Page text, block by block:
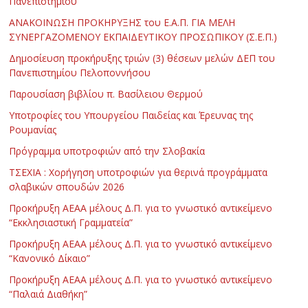
ΑΝΑΚΟΙΝΩΣΗ ΠΡΟΚΗΡΥΞΗΣ του Ε.Α.Π. ΓΙΑ ΜΕΛΗ
ΣΥΝΕΡΓΑΖΟΜΕΝΟΥ ΕΚΠΑΙΔΕΥΤΙΚΟΥ ΠΡΟΣΩΠΙΚΟΥ (Σ.Ε.Π.)
Δημοσίευση προκήρυξης τριών (3) θέσεων μελών ΔΕΠ του
Πανεπιστημίου Πελοποννήσου
Παρουσίαση βιβλίου π. Βασίλειου Θερμού
Υποτροφίες του Υπουργείου Παιδείας και Έρευνας της
Ρουμανίας
Πρόγραμμα υποτροφιών από την Σλοβακία
ΤΣΕΧΙΑ : Χορήγηση υποτροφιών για θερινά προγράμματα
σλαβικών σπουδών 2026
Προκήρυξη ΑΕΑΑ μέλους Δ.Π. για το γνωστικό αντικείμενο
“Εκκλησιαστική Γραμματεία”
Προκήρυξη ΑΕΑΑ μέλους Δ.Π. για το γνωστικό αντικείμενο
“Κανονικό Δίκαιο”
Προκήρυξη ΑΕΑΑ μέλους Δ.Π. για το γνωστικό αντικείμενο
“Παλαιά Διαθήκη”